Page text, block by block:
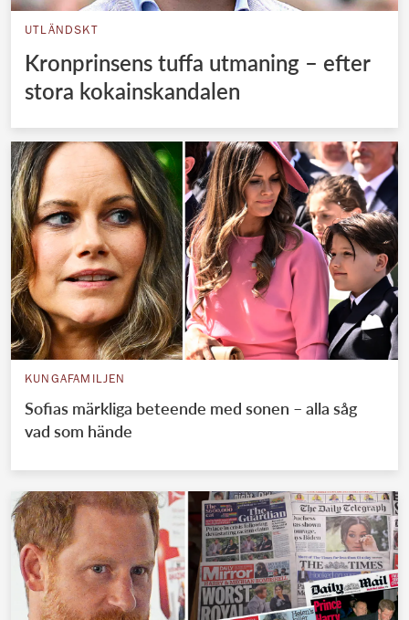
UTLÄNDSKT
Kronprinsens tuffa utmaning – efter
stora kokainskandalen
KUNGAFAMILJEN
Sofias märkliga beteende med sonen – alla såg
vad som hände